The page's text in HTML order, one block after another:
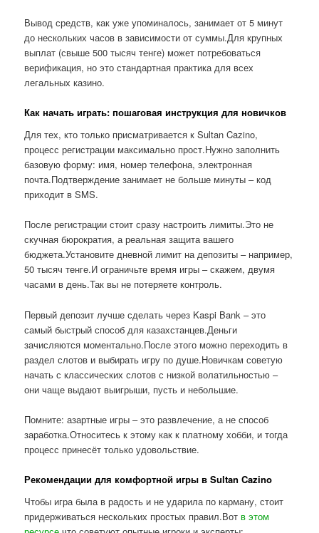
Вывод средств, как уже упоминалось, занимает от 5 минут
до нескольких часов в зависимости от суммы.Для крупных
выплат (свыше 500 тысяч тенге) может потребоваться
верификация, но это стандартная практика для всех
легальных казино.
Как начать играть: пошаговая инструкция для новичков
Для тех, кто только присматривается к Sultan Cazino,
процесс регистрации максимально прост.Нужно заполнить
базовую форму: имя, номер телефона, электронная
почта.Подтверждение занимает не больше минуты – код
приходит в SMS.
После регистрации стоит сразу настроить лимиты.Это не
скучная бюрократия, а реальная защита вашего
бюджета.Установите дневной лимит на депозиты – например,
50 тысяч тенге.И ограничьте время игры – скажем, двумя
часами в день.Так вы не потеряете контроль.
Первый депозит лучше сделать через Kaspi Bank – это
самый быстрый способ для казахстанцев.Деньги
зачисляются моментально.После этого можно переходить в
раздел слотов и выбирать игру по душе.Новичкам советую
начать с классических слотов с низкой волатильностью –
они чаще выдают выигрыши, пусть и небольшие.
Помните: азартные игры – это развлечение, а не способ
заработка.Относитесь к этому как к платному хобби, и тогда
процесс принесёт только удовольствие.
Рекомендации для комфортной игры в Sultan Cazino
Чтобы игра была в радость и не ударила по карману, стоит
придерживаться нескольких простых правил.Вотв этом